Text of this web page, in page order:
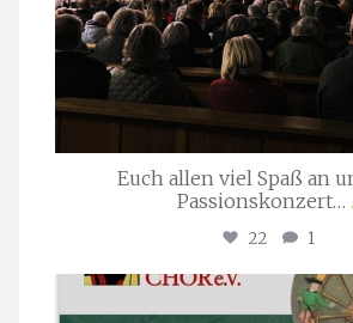
Euch allen viel Spaß an
Passionskonzert…
22 1
stuttgarter_oratorienchor
Juli 22